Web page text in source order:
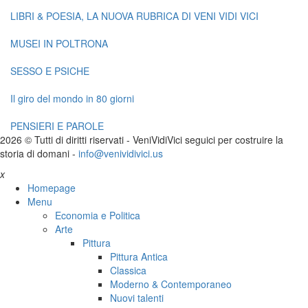
LIBRI & POESIA, LA NUOVA RUBRICA DI VENI VIDI VICI
MUSEI IN POLTRONA
SESSO E PSICHE
Il giro del mondo in 80 giorni
PENSIERI E PAROLE
2026 © Tutti di diritti riservati - VeniVidiVici seguici per costruire la
storia di domani - info@venividivici.us
x
Homepage
Menu
Economia e Politica
Arte
Pittura
Pittura Antica
Classica
Moderno & Contemporaneo
Nuovi talenti